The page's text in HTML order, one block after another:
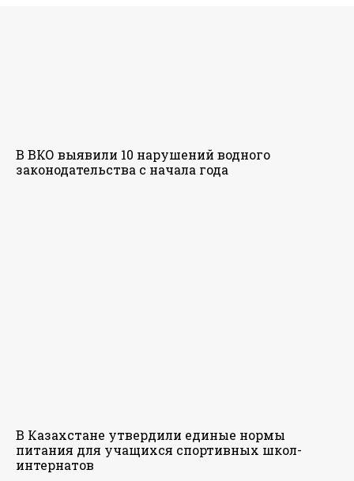
В ВКО выявили 10 нарушений водного
законодательства с начала года
В Казахстане утвердили единые нормы
питания для учащихся спортивных школ-
интернатов